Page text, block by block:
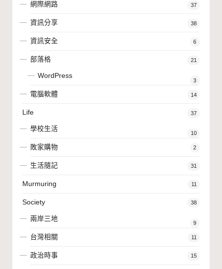
網際網路 37
資訊分享 38
資訊安全 6
部落格 21
WordPress
3
電腦軟體 14
Life 37
學校生活
10
敗家購物 2
生活隨記 31
Murmuring 11
Society 38
兩岸三地
9
台灣相關 11
政治時事 15